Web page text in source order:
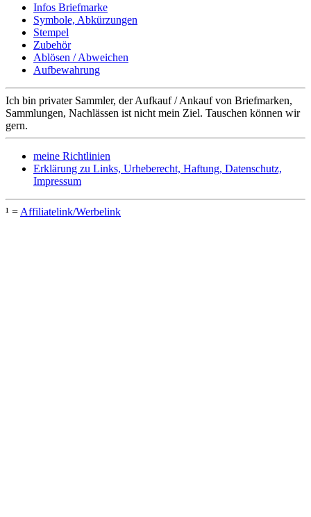
Infos Briefmarke
Symbole, Abkürzungen
Stempel
Zubehör
Ablösen / Abweichen
Aufbewahrung
Ich bin privater Sammler, der Aufkauf / Ankauf von Briefmarken,
Sammlungen, Nachlässen ist nicht mein Ziel. Tauschen können wir
gern.
meine Richtlinien
Erklärung zu Links, Urheberecht, Haftung, Datenschutz,
Impressum
¹ = Affiliatelink/Werbelink